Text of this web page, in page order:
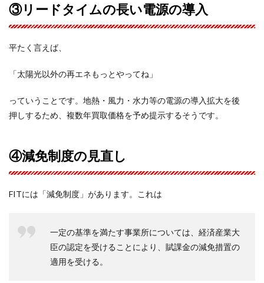
③リードタイムの長い電源の導入
平たく言えば、
「太陽光以外の再エネもっとやってね」
っていうことです。地熱・風力・水力等の電源の導入拡大を後
押しするため、複数年買取価格を予め提示するそうです。
④減免制度の見直し
FITには「減免制度」があります。これは
一定の基準を満たす事業所については、経済産業大
臣の認定を受けることにより、賦課金の減免措置の
適用を受ける。